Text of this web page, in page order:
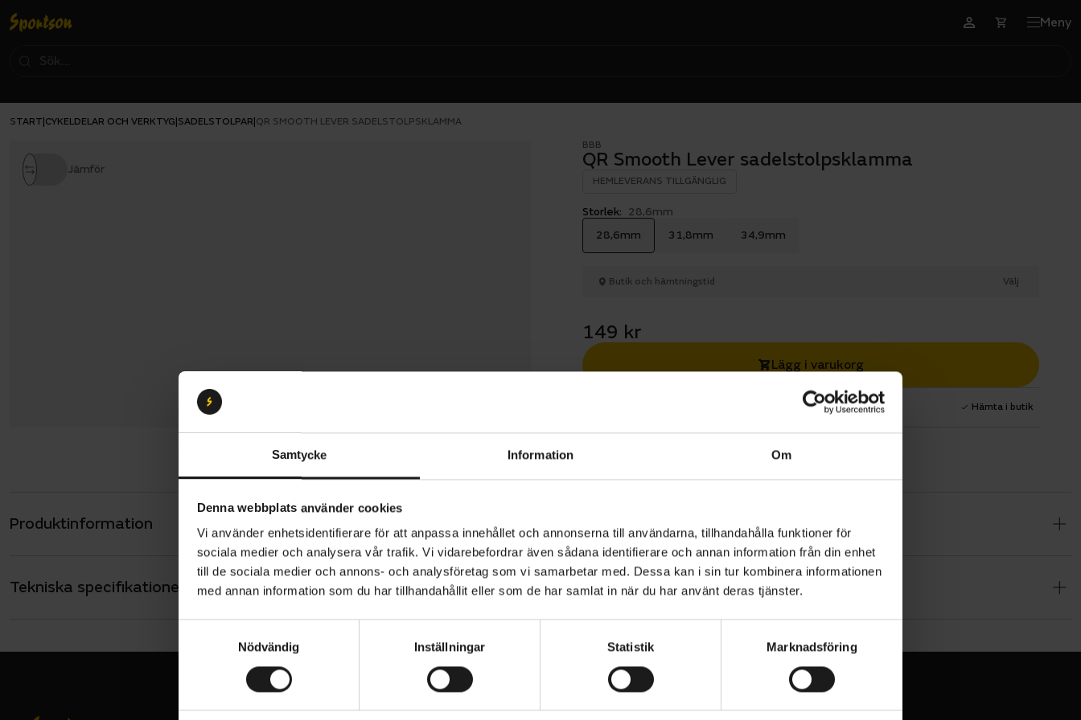
Samtycke Information Om
Denna webbplats använder cookies
Vi använder enhetsidentifierare för att anpassa innehållet och annonserna till användarna, tillhandahålla funktioner för
sociala medier och analysera vår trafik. Vi vidarebefordrar även sådana identifierare och annan information från din enhet
till de sociala medier och annons- och analysföretag som vi samarbetar med. Dessa kan i sin tur kombinera informationen
med annan information som du har tillhandahållit eller som de har samlat in när du har använt deras tjänster.
Nödvändig Inställningar Statistik Marknadsföring
Meny
START CYKELDELAR OCH VERKTYG SADELSTOLPAR QR SMOOTH LEVER SADELSTOLPSKLAMMA
Jämför
BBB
QR Smooth Lever sadelstolpsklamma
HEMLEVERANS TILLGÄNGLIG
Storlek: 28,6mm
28,6mm
31,8mm 34,9mm
Butik och hämtningstid Välj
149 kr
Lägg i varukorg
1 års fri service Hämta i butik
Produktinformation
Snabbklamma för sadelrör i aluminium. Finns i dimensionerna 28,6, 31,8 och
34,9 mm.
Tekniska specifikationer Allmänt